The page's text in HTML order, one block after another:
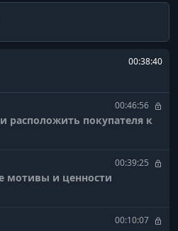
00:38:40
00:46:56
расположить покупателя к
00:39:25
мотивы и ценности
00:10:07